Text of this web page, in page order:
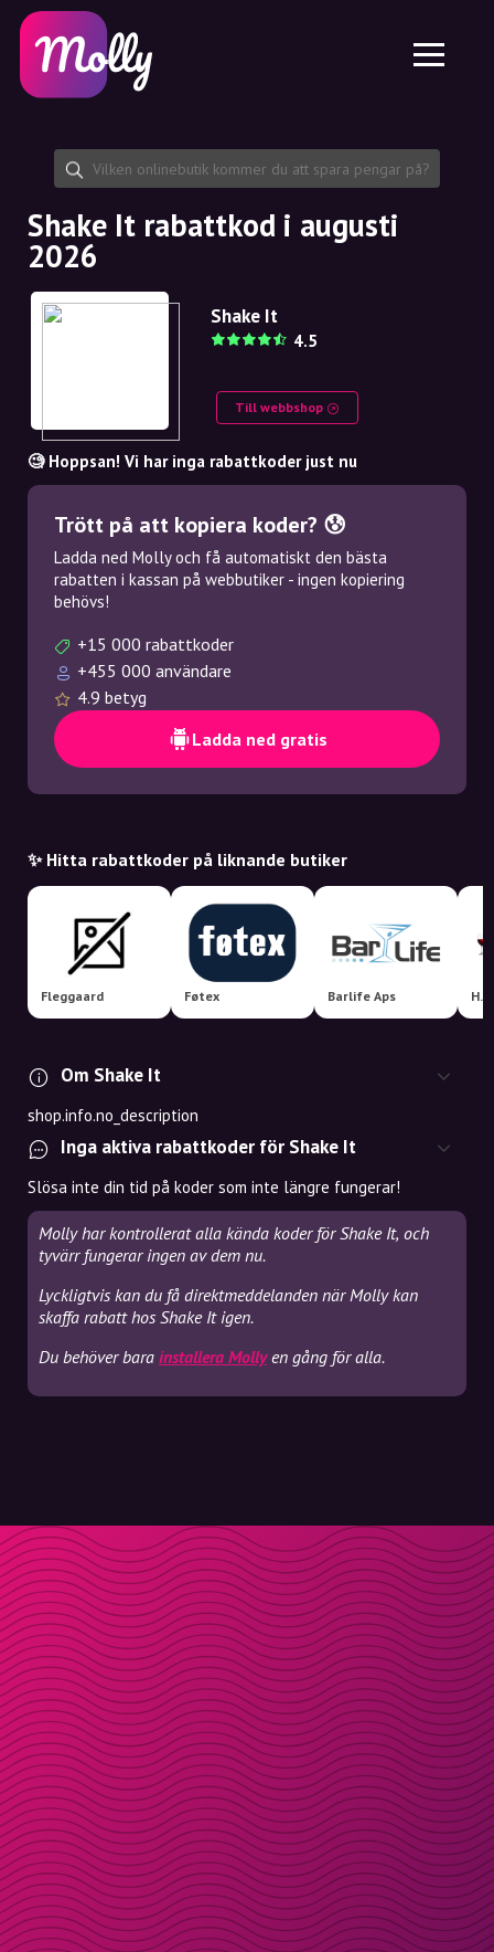
Hudvård
Hårvård
Dela rabattkod
Funktioner
Jobb
Om oss
Samarbete
Plattform
Molly till iPhone och iPad
Molly till Android
SE
EN
SE
NO
DE
Shake It rabattkod i augusti
2026
Shake It
4.5
Till webbshop
🧐 Hoppsan! Vi har inga rabattkoder just nu
Trött på att kopiera koder? 😰
Ladda ned Molly och få automatiskt den bästa
rabatten i kassan på webbutiker - ingen kopiering
behövs!
+15 000 rabattkoder
+455 000 användare
4.9 betyg
Ladda ned gratis
✨ Hitta rabattkoder på liknande butiker
Fleggaard Føtex Barlife Aps
Om Shake It
shop.info.no_description
Inga aktiva rabattkoder för Shake It
Slösa inte din tid på koder som inte längre fungerar!
Molly har kontrollerat alla kända koder för Shake It, och
tyvärr fungerar ingen av dem nu.
Lyckligtvis kan du få direktmeddelanden när Molly kan
skaffa rabatt hos Shake It igen.
Du behöver bara installera Mollyen gång för alla.